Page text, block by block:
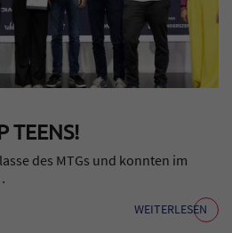
TEENS!
des MTGs und konnten im
WEITERLESEN